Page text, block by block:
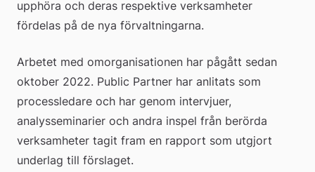
upphöra och deras respektive verksamheter
fördelas på de nya förvaltningarna.
Arbetet med omorganisationen har pågått sedan
oktober 2022. Public Partner har anlitats som
processledare och har genom intervjuer,
analysseminarier och andra inspel från berörda
verksamheter tagit fram en rapport som utgjort
underlag till förslaget.